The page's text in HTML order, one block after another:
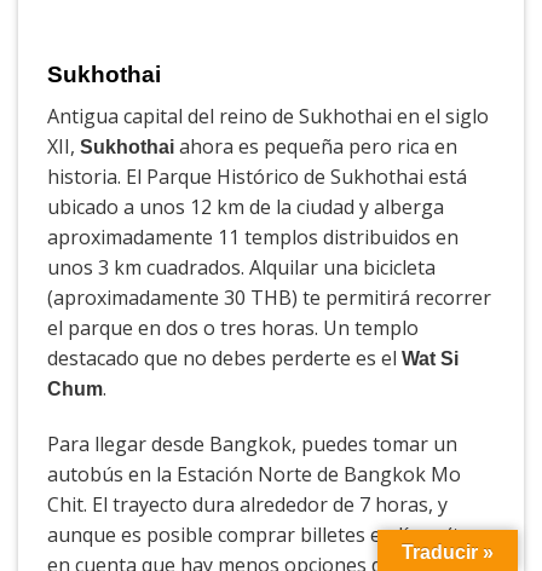
Sukhothai
Antigua capital del reino de Sukhothai en el siglo
XII, Sukhothai ahora es pequeña pero rica en
historia. El Parque Histórico de Sukhothai está
ubicado a unos 12 km de la ciudad y alberga
aproximadamente 11 templos distribuidos en
unos 3 km cuadrados. Alquilar una bicicleta
(aproximadamente 30 THB) te permitirá recorrer
el parque en dos o tres horas. Un templo
destacado que no debes perderte es el Wat Si
Chum.
Para llegar desde Bangkok, puedes tomar un
autobús en la Estación Norte de Bangkok Mo
Chit. El trayecto dura alrededor de 7 horas, y
aunque es posible comprar billetes en línea (ten
en cuenta que hay menos opciones de horarios),
Traducir »